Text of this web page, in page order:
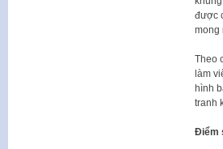
được
mong
Theo
làm
hình
tranh
Điểm